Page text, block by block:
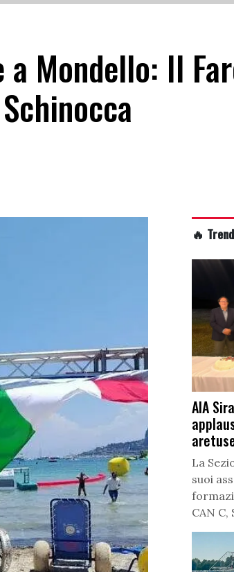
a Mondello: Il
🔥
AIA
La
suoi
CAN C,